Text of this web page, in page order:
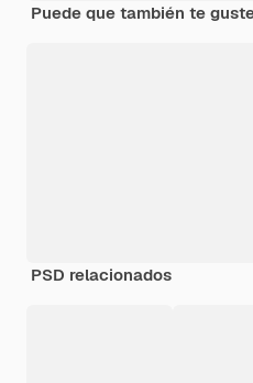
Puede que también te
PSD relacionados